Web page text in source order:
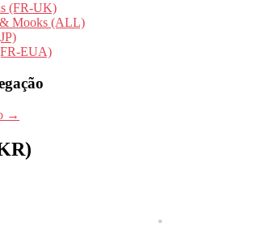
(FR-UK)
Mooks (ALL)
EUA)
→